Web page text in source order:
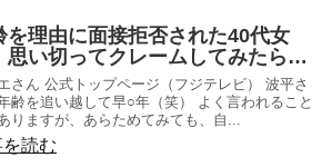
を理由に面接拒否された40代女
思い切ってクレームしてみたら…
さん 公式トップページ（フジテレビ） 波平さ
齢を追い越して早○年（笑） よく言われること
りますが、あらためてみても、自...
読む